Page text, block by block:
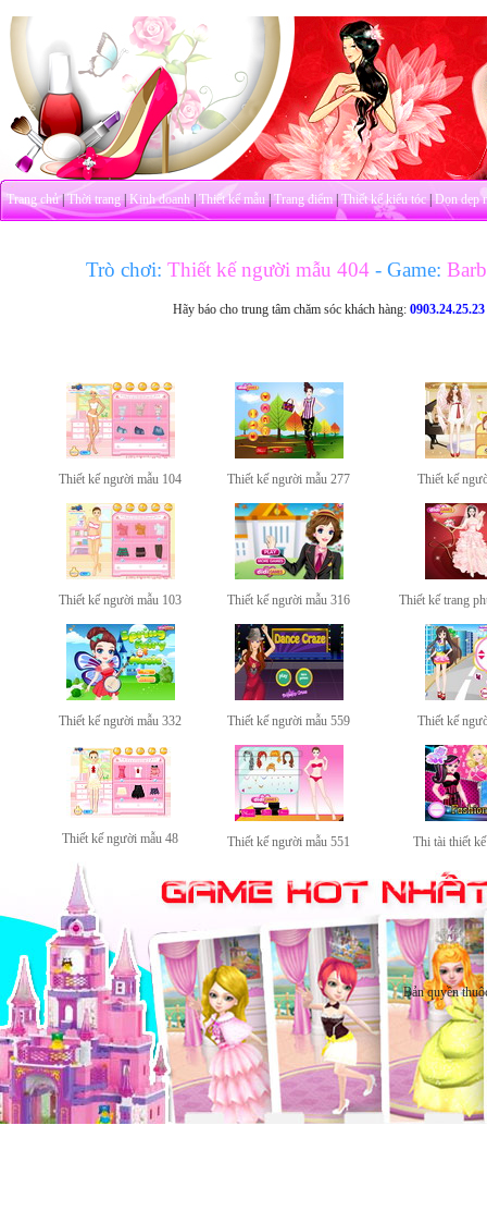
Trang chủ|Thời trang|Kinh doanh|Thiết kế mẫu|Trang điểm|Thiết kế kiểu tóc|Dọn dẹp
Trò chơi: Thiết kế người mẫu 404 - Game:
Hãy báo cho trung tâm chăm sóc khách hàng:0903.24.25.23
Thiết kế người mẫu 104 Thiết kế người mẫu 277 Thiết kế
Thiết kế người mẫu 103 Thiết kế người mẫu 316 Thiết kế trang
Thiết kế người mẫu 332 Thiết kế người mẫu 559 Thiết kế
Thiết kế người mẫu 48 Thiết kế người mẫu 551 Thi tài thiết
Bản quyền